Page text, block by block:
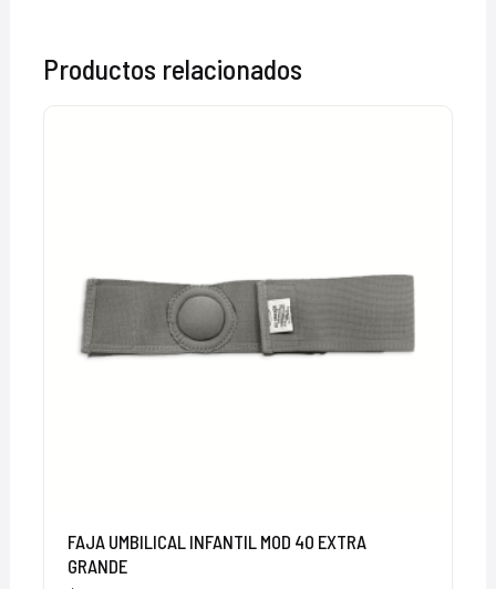
Productos relacionados
FAJA UMBILICAL INFANTIL MOD 40 EXTRA
GRANDE